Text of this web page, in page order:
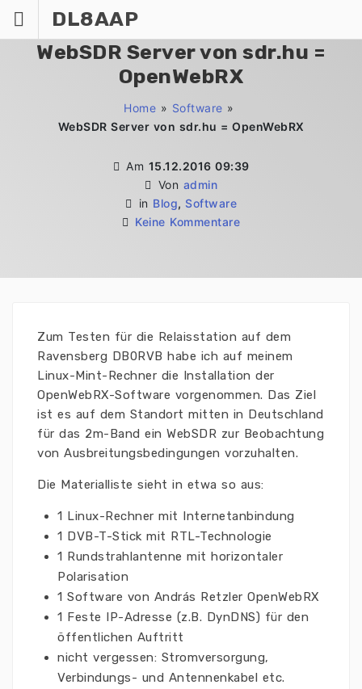
Inhalt
springen
DL8AAP
WebSDR Server von sdr.hu =
OpenWebRX
Home » Software »
WebSDR Server von sdr.hu = OpenWebRX
Am 15.12.2016 09:39
Von admin
in Blog, Software
Keine Kommentare
Zum Testen für die Relaisstation auf dem
Ravensberg DB0RVB habe ich auf meinem
Linux-Mint-Rechner die Installation der
OpenWebRX-Software vorgenommen. Das Ziel
ist es auf dem Standort mitten in Deutschland
für das 2m-Band ein WebSDR zur Beobachtung
von Ausbreitungsbedingungen vorzuhalten.
Die Materialliste sieht in etwa so aus:
1 Linux-Rechner mit Internetanbindung
1 DVB-T-Stick mit RTL-Technologie
1 Rundstrahlantenne mit horizontaler
Polarisation
1 Software von András Retzler OpenWebRX
1 Feste IP-Adresse (z.B. DynDNS) für den
öffentlichen Auftritt
nicht vergessen: Stromversorgung,
Verbindungs- und Antennenkabel etc.